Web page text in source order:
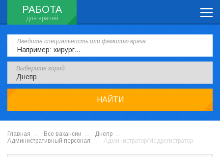
РАБОТА
Введите специальность или фамилию врача:
Выберите город:
НАЙТИ
Главная Все вакансии
Днепр
Административный персонал
Администратор/Медрегистратор